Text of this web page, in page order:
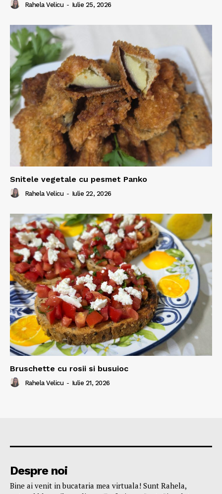
Rahela Velicu - Iulie 25, 2026
Snitele vegetale cu pesmet Panko
Rahela Velicu - Iulie 22, 2026
Bruschette cu rosii si busuioc
Rahela Velicu - Iulie 21, 2026
Despre noi
Bine ai venit in bucataria mea virtuala! Sunt Rahela,